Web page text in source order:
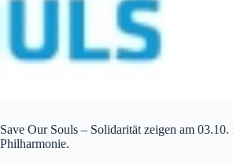
Save Our Souls – Solidarität zeigen am
Philharmonie.